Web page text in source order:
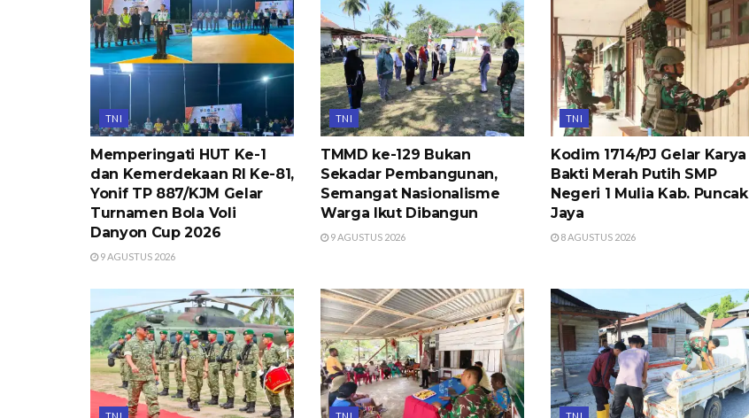
TNI
Memperingati HUT Ke-1
dan Kemerdekaan RI Ke-81,
Yonif TP 887/KJM Gelar
Turnamen Bola Voli
Danyon Cup 2026
9 AGUSTUS 2026
TNI
TMMD ke-129 Bukan
Sekadar Pembangunan,
Semangat Nasionalisme
Warga Ikut Dibangun
9 AGUSTUS 2026
TNI
Kodim 1714/PJ Gelar Karya
Bakti Merah Putih SMP
Negeri 1 Mulia Kab. Puncak
Jaya
8 AGUSTUS 2026